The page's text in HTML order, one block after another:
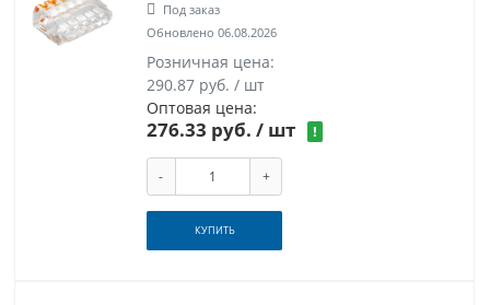
Под заказ
Обновлено 06.08.2026
Розничная цена:
290.87 руб. / шт
Оптовая цена:
276.33 руб. / шт !
- +
КУПИТЬ